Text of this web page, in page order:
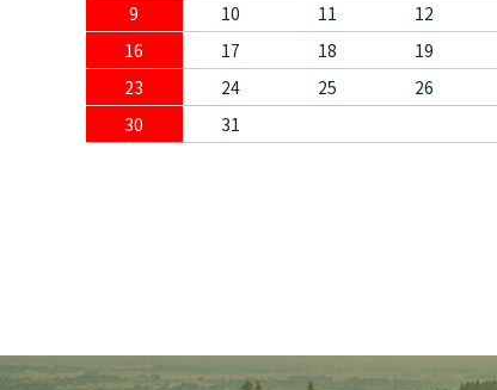
9
10 11 12
16
17 18 19
23
24 25 26
30
31